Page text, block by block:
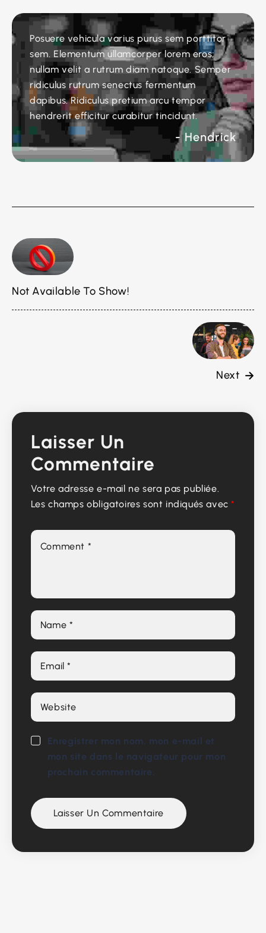
Posuere vehicula varius purus sem porttitor
sem. Elementum ullamcorper lorem eros;
nullam velit a rutrum diam natoque. Semper
ridiculus rutrum senectus fermentum
dapibus. Ridiculus pretium arcu tempor
hendrerit efficitur curabitur tincidunt.
- Hendrick
Not Available To Show!
Next
Laisser Un
Commentaire
Votre adresse e-mail ne sera pas publiée.
Les champs obligatoires sont indiqués avec*
Enregistrer mon nom, mon e-mail et
mon site dans le navigateur pour mon
prochain commentaire.